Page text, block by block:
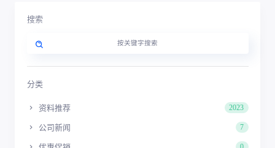
搜索
分类
资料推荐 2023
公司新闻 7